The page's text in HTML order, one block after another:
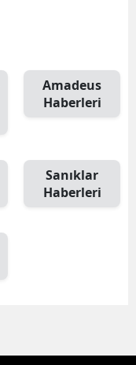
Amadeus
Haberleri
Sanıklar
Haberleri